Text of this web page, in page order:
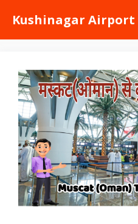
content
Kushinagar Airport